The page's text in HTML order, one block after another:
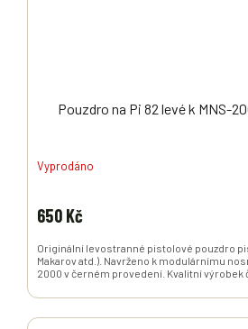
Pouzdro na Pi 82 levé k MNS-
Vyprodáno
650 Kč
Originální levostranné pistolové pouzdro
Makarov atd.). Navrženo k modulárnímu
2000 v černém provedení. Kvalitní výrobek